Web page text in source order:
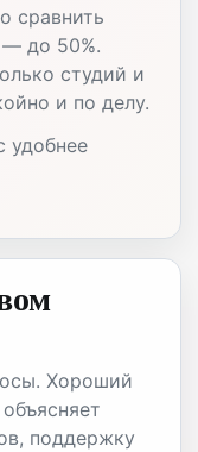
сравнить
— до 50%.
студий и
и по делу.
удобнее
Хороший
поддержку